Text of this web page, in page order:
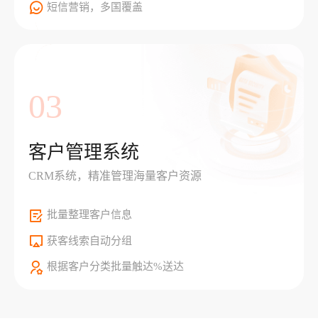
短信营销，多国覆盖
03
客户管理系统
CRM系统，精准管理海量客户资源
批量整理客户信息
获客线索自动分组
根据客户分类批量触达%送达